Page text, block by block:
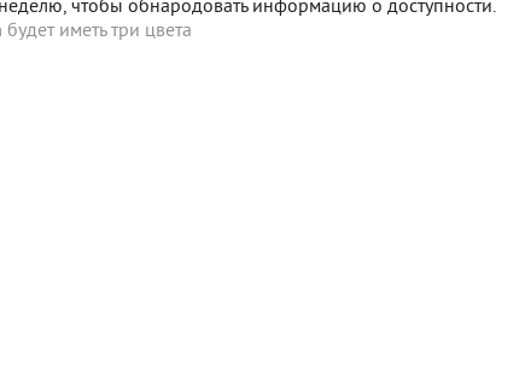
чтобы обнародовать информацию о доступности.
иметь три цвета